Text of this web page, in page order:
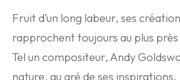
Fruit d’un long labeur, ses
rapprochent toujours au plus près
Tel un compositeur, Andy
nature, au gré de ses inspirations.